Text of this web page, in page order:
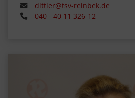
dittler@tsv-reinbek.de
040 - 40 11 326-12